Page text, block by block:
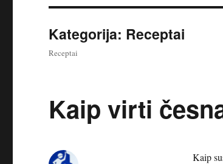
Kategorija: Receptai
Receptai
Kaip virti
Kaip